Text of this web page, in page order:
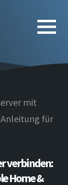
mit
für
verbinden:
Home &